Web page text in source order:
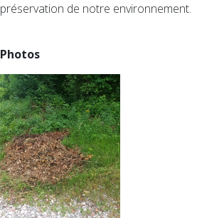
préservation de notre environnement.
Photos